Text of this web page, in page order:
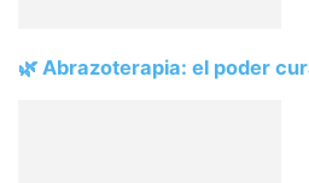
🌿 Abrazoterapia: el poder